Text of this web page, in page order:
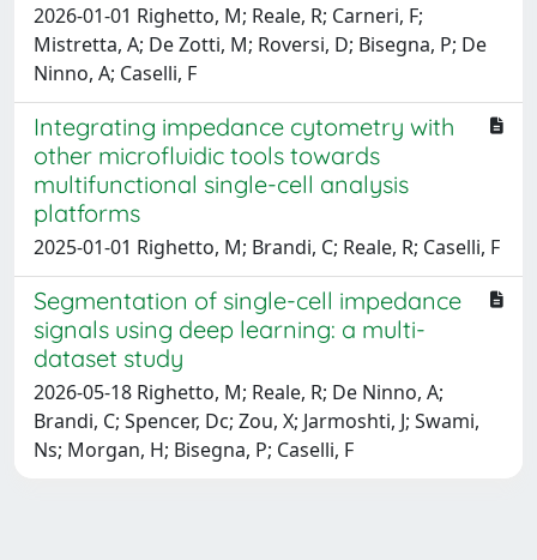
2026-01-01 Righetto, M; Reale, R; Carneri, F;
Mistretta, A; De Zotti, M; Roversi, D; Bisegna, P; De
Ninno, A; Caselli, F
Integrating impedance cytometry with
other microfluidic tools towards
multifunctional single-cell analysis
platforms
2025-01-01 Righetto, M; Brandi, C; Reale, R; Caselli, F
Segmentation of single-cell impedance
signals using deep learning: a multi-
dataset study
2026-05-18 Righetto, M; Reale, R; De Ninno, A;
Brandi, C; Spencer, Dc; Zou, X; Jarmoshti, J; Swami,
Ns; Morgan, H; Bisegna, P; Caselli, F